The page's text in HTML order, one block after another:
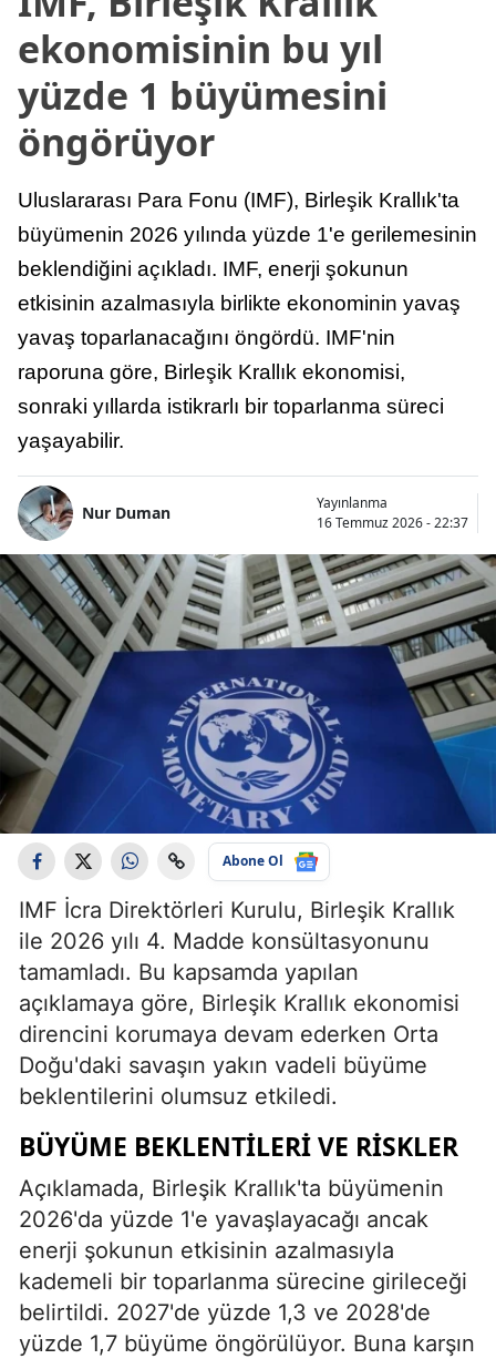
ekonomisinin bu yıl
yüzde 1 büyümesini
öngörüyor
Uluslararası Para Fonu (IMF), Birleşik Krallık'ta
büyümenin 2026 yılında yüzde 1'e gerilemesinin
beklendiğini açıkladı. IMF, enerji şokunun
etkisinin azalmasıyla birlikte ekonominin yavaş
yavaş toparlanacağını öngördü. IMF'nin
raporuna göre, Birleşik Krallık ekonomisi,
sonraki yıllarda istikrarlı bir toparlanma süreci
yaşayabilir.
Nur Duman
Yayınlanma
16 Temmuz 2026 - 22:37
Abone Ol
IMF İcra Direktörleri Kurulu, Birleşik Krallık
ile 2026 yılı 4. Madde konsültasyonunu
tamamladı. Bu kapsamda yapılan
açıklamaya göre, Birleşik Krallık ekonomisi
direncini korumaya devam ederken Orta
Doğu'daki savaşın yakın vadeli büyüme
beklentilerini olumsuz etkiledi.
BÜYÜME BEKLENTILERI VE RISKLER
Açıklamada, Birleşik Krallık'ta büyümenin
2026'da yüzde 1'e yavaşlayacağı ancak
enerji şokunun etkisinin azalmasıyla
kademeli bir toparlanma sürecine girileceği
belirtildi. 2027'de yüzde 1,3 ve 2028'de
yüzde 1,7 büyüme öngörülüyor. Buna karşın